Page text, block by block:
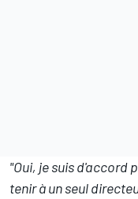
"Oui, je suis d'accord
tenir à un seul